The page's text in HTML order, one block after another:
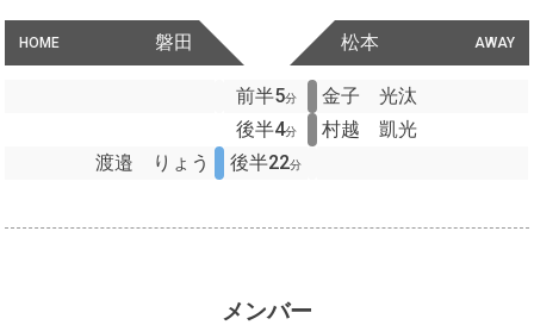
HOME 磐田 AWAY
松本
前半5分
金子 光汰
後半4分
村越 凱光
渡邉 りょう
後半22分
メンバー